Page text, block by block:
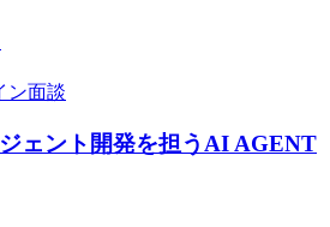
ン面談
ェント開発を担うAI AGENT